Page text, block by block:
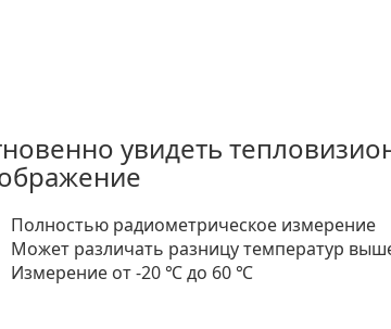
увидеть
Полностью радиометрическое измерение
Может различать разницу температур
Измерение от -20 ℃ до 60 ℃